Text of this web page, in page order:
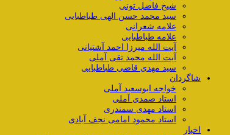
شیخ فاضل تونی
سید محمد حسن الهی طباطبایی
علامه شعرانی
علامه طباطبایی
آیت الله میرزا احمد آشتیانی
آیت الله محمد تقی آملی
سید مهدی قاضی طباطبایی
شاگردان
خواجه ابوسعید آملی
استاد صمدی آملی
استاد مهدی سمندری
استاد محمود امامی نجف آبادی
اخبار